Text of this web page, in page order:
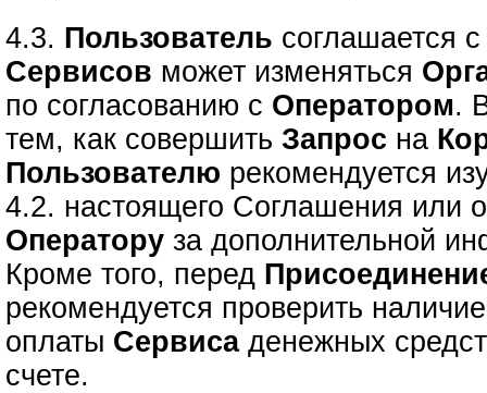
4.3. Пользователь соглашается
Сервисов может изменяться
по согласованию с Оператором.
тем, как совершитьЗапрос на
Пользователю рекомендуется
4.2. настоящего Соглашения или
Оператору за дополнительной
Кроме того, перед
рекомендуется проверить
оплаты Сервисаденежных
счете.